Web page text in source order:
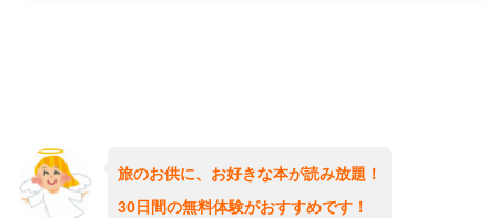
旅のお供に、お好きな本が読み放題！
30日間の無料体験がおすすめです！